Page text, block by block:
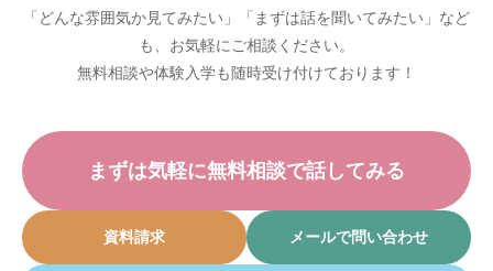
「どんな雰囲気か見てみたい」「まずは話を聞いてみたい」など
も、お気軽にご相談ください。
無料相談や体験入学も随時受け付けております！
まずは気軽に無料相談で話してみる
資料請求 メールで問い合わせ